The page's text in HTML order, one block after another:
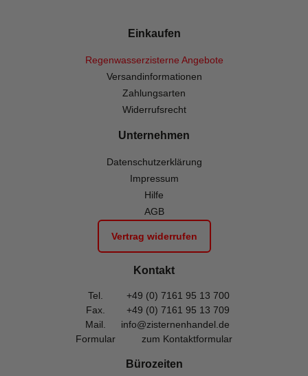
Einkaufen
Regenwasserzisterne Angebote
Versandinformationen
Zahlungsarten
Widerrufsrecht
Unternehmen
Datenschutzerklärung
Impressum
Hilfe
AGB
Vertrag widerrufen
Kontakt
Tel.
+49 (0) 7161 95 13 700
Fax.
+49 (0) 7161 95 13 709
Mail.
info@zisternenhandel.de
Formular
zum Kontaktformular
Bürozeiten